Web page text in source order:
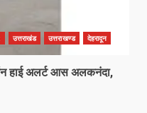
उत्तराखंड उत्तराखण्ड देहरादून
हाई अलर्ट आस अलकनंदा,